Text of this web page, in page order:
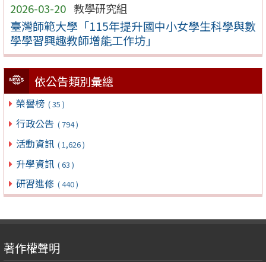
2026-03-20 教學研究組
臺灣師範大學「115年提升國中小女學生科學與數
學學習興趣教師增能工作坊」
依公告類別彙總
榮譽榜 ( 35 )
行政公告 ( 794 )
活動資訊 ( 1,626 )
升學資訊 ( 63 )
研習進修 ( 440 )
著作權聲明